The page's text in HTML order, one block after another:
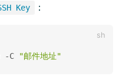
Key ：
-C
"邮件地址"